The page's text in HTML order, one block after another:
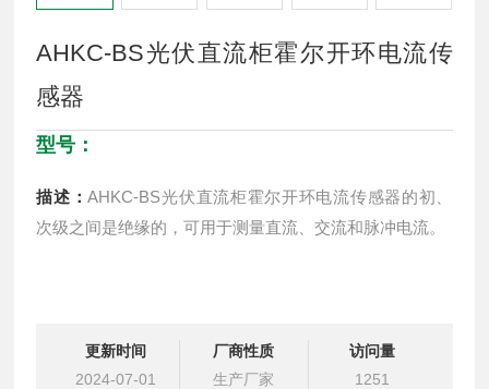
AHKC-BS光伏直流柜霍尔开环电流传
感器
型号：
描述：AHKC-BS光伏直流柜霍尔开环电流传感器的初、
次级之间是绝缘的，可用于测量直流、交流和脉冲电流。
更新时间
2024-07-01
厂商性质
生产厂家
访问量
1251